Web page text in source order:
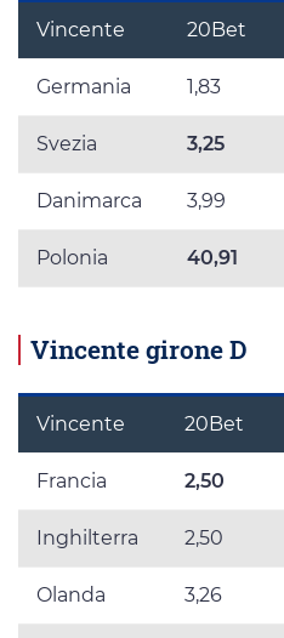
Vincente 20Bet
Germania 1,83
Svezia 3,25
Danimarca 3,99
Polonia 40,91
Vincente girone D
Vincente 20Bet
Francia 2,50
Inghilterra 2,50
Olanda 3,26